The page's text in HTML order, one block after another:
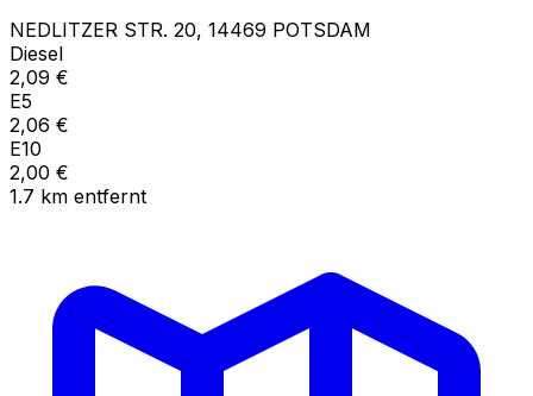
NEDLITZER STR. 20, 14469 POTSDAM
Diesel
2,09 €
E5
2,06 €
E10
2,00 €
1.7 km entfernt